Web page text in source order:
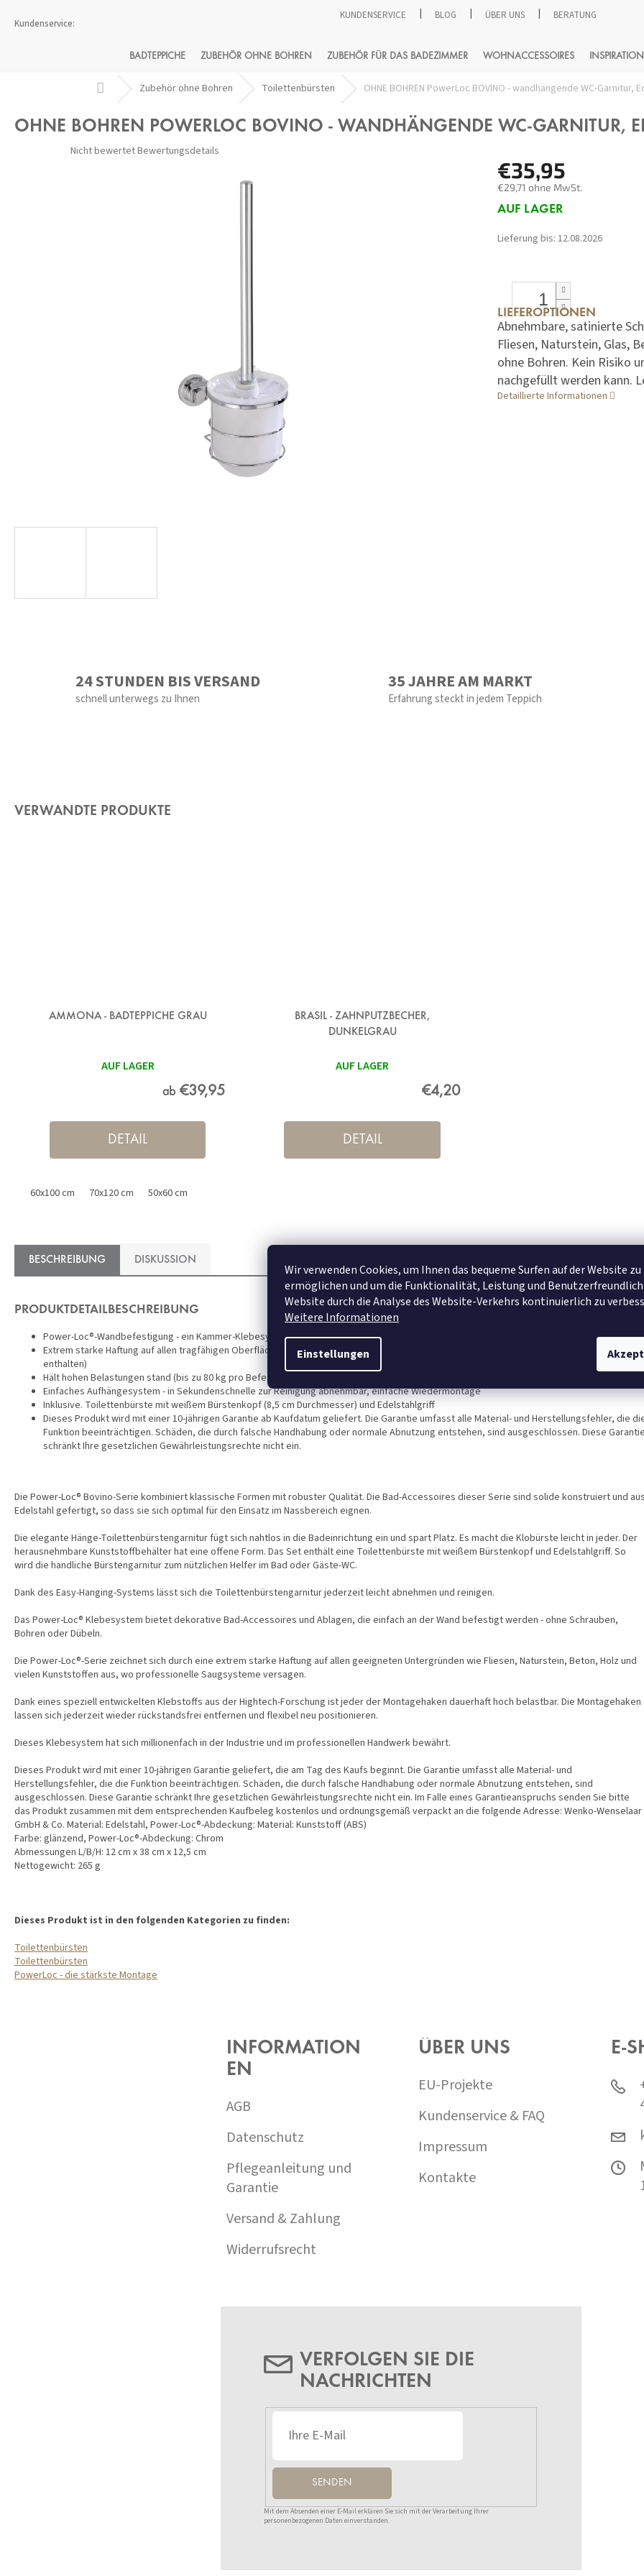
Wir verwenden Cookies, um Ihnen das bequeme Surfen auf der Website zu
ermöglichen und um die Funktionalität, Leistung und
Website durch die Analyse des Website-Verkehrs kontinuierlich zu
Weitere Informationen
Einstellungen
Inhalt
KUNDENSERVICE BLOG ÜBER UNS BERATUNG
BADTEPPICHE ZUBEHÖR OHNE BOHREN ZUBEHÖR FÜR DAS BADEZIMMER WOHNACCESSOIRES INSPIRATION
StartseiteZubehör ohne Bohren Toilettenbürsten OHNE BOHREN PowerLoc BOVINO - wandhängende WC-Garnitur,
OHNE BOHREN POWERLOC BOVINO - WANDHÄNGENDE WC-GARNITUR,
Die
durchschnittliche
Nicht bewertetBewertungsdetails
€35,95
€29,71 ohne MwSt.
Verkaufspreis:
AUF LAGER
Lieferung bis: 12.08.2026
LIEFEROPTIONEN
Abnehmbare, satinierte
Fliesen, Naturstein, Glas,
ohne Bohren. Kein Risiko
nachgefüllt werden kann.
Detaillierte Informationen
24 STUNDEN BIS VERSAND
schnell unterwegs zu Ihnen
35 JAHRE AM MARKT
Erfahrung steckt in jedem Teppich
VERWANDTE PRODUKTE
AMMONA - BADTEPPICHE GRAU
AUF LAGER
ab €39,95
DETAIL
60x100 cm 70x120 cm 50x60 cm
BRASIL - ZAHNPUTZBECHER,
DUNKELGRAU
AUF LAGER
€4,20
DETAIL
BESCHREIBUNG DISKUSSION
PRODUKTDETAILBESCHREIBUNG
Power-Loc®-Wandbefestigung - ein Kammer-Klebesystem aus der High-Tech-Forschung
Extrem starke Haftung auf allen tragfähigen Oberflächen, z.B. fliesen, Naturstein, Beton, Holz, Kunststoff (Spezialkleber im Lieferumfang
enthalten)
Hält hohen Belastungen stand (bis zu 80 kg pro Befestigungselement) und lässt sich rückstandsfrei entfernen
Einfaches Aufhängesystem - in Sekundenschnelle zur Reinigung abnehmbar, einfache Wiedermontage
Inklusive. Toilettenbürste mit weißem Bürstenkopf (8,5 cm Durchmesser) und Edelstahlgriff
Dieses Produkt wird mit einer 10-jährigen Garantie ab Kaufdatum geliefert. Die Garantie umfasst alle Material- und Herstellungsfehler, die
Funktion beeinträchtigen. Schäden, die durch falsche Handhabung oder normale Abnutzung entstehen, sind ausgeschlossen. Diese Garantie
schränkt Ihre gesetzlichen Gewährleistungsrechte nicht ein.
Die Power-Loc® Bovino-Serie kombiniert klassische Formen mit robuster Qualität. Die Bad-Accessoires dieser Serie sind solide konstruiert und aus
Edelstahl gefertigt, so dass sie sich optimal für den Einsatz im Nassbereich eignen.
Die elegante Hänge-Toilettenbürstengarnitur fügt sich nahtlos in die Badeinrichtung ein und spart Platz. Es macht die Klobürste leicht in jeder. Der
herausnehmbare Kunststoffbehälter hat eine offene Form. Das Set enthält eine Toilettenbürste mit weißem Bürstenkopf und Edelstahlgriff. So
wird die handliche Bürstengarnitur zum nützlichen Helfer im Bad oder Gäste-WC.
Dank des Easy-Hanging-Systems lässt sich die Toilettenbürstengarnitur jederzeit leicht abnehmen und reinigen.
Das Power-Loc® Klebesystem bietet dekorative Bad-Accessoires und Ablagen, die einfach an der Wand befestigt werden - ohne Schrauben,
Bohren oder Dübeln.
Die Power-Loc®-Serie zeichnet sich durch eine extrem starke Haftung auf allen geeigneten Untergründen wie Fliesen, Naturstein, Beton, Holz und
vielen Kunststoffen aus, wo professionelle Saugsysteme versagen.
Dank eines speziell entwickelten Klebstoffs aus der Hightech-Forschung ist jeder der Montagehaken dauerhaft hoch belastbar. Die Montagehaken
lassen sich jederzeit wieder rückstandsfrei entfernen und flexibel neu positionieren.
Dieses Klebesystem hat sich millionenfach in der Industrie und im professionellen Handwerk bewährt.
Dieses Produkt wird mit einer 10-jährigen Garantie geliefert, die am Tag des Kaufs beginnt. Die Garantie umfasst alle Material- und
Herstellungsfehler, die die Funktion beeinträchtigen. Schäden, die durch falsche Handhabung oder normale Abnutzung entstehen, sind
ausgeschlossen. Diese Garantie schränkt Ihre gesetzlichen Gewährleistungsrechte nicht ein. Im Falle eines Garantieanspruchs senden Sie bitte
das Produkt zusammen mit dem entsprechenden Kaufbeleg kostenlos und ordnungsgemäß verpackt an die folgende Adresse: Wenko-Wenselaar
GmbH & Co. Material: Edelstahl, Power-Loc®-Abdeckung: Material: Kunststoff (ABS)
Farbe: glänzend, Power-Loc®-Abdeckung: Chrom
Abmessungen L/B/H: 12 cm x 38 cm x 12,5 cm
Nettogewicht: 265 g
Dieses Produkt ist in den folgenden Kategorien zu finden:
Toilettenbürsten
Toilettenbürsten
PowerLoc - die stärkste Montage
INFORMATION
EN
AGB
Datenschutz
Pflegeanleitung und
Garantie
Versand & Zahlung
Widerrufsrecht
ÜBER UNS
EU-Projekte
Kundenservice & FAQ
Impressum
Kontakte
E-
VERFOLGEN SIE DIE
NACHRICHTEN
SENDEN
Mit dem Absenden einer E-Mail erklären Sie sich mit der Verarbeitung Ihrer
personenbezogenen Daten einverstanden.